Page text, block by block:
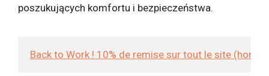
poszukujących komfortu i bezpieczeństwa.
Back to Work ! 10% de remise sur tout le site (hors